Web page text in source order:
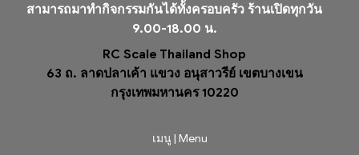
สามารถมาทำกิจกรรมกันได้ทั้งครอบครัว ร้านเปิดทุกวัน
9.00-18.00 น.
RC Scale Thailand Shop
63 ถ. ลาดปลาเค้า แขวง อนุสาวรีย์ เขตบางเขน
กรุงเทพมหานคร 10220
เมนู | Menu